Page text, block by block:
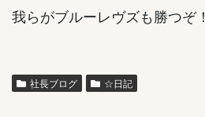
我らがブルーレヴズも勝つぞ！
社長ブログ ☆日記